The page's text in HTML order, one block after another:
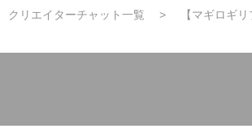
クリエイターチャット一覧 【マギロギ